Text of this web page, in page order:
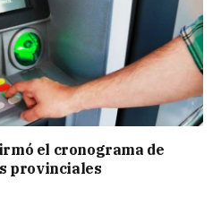
el cronograma de
provinciales